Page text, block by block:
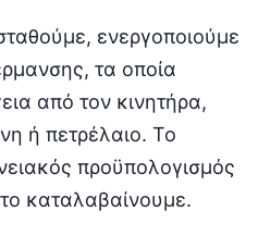
ενεργοποιούμε
τα οποία
από τον κινητήρα,
ή πετρέλαιο. Το
προϋπολογισμός
καταλαβαίνουμε.